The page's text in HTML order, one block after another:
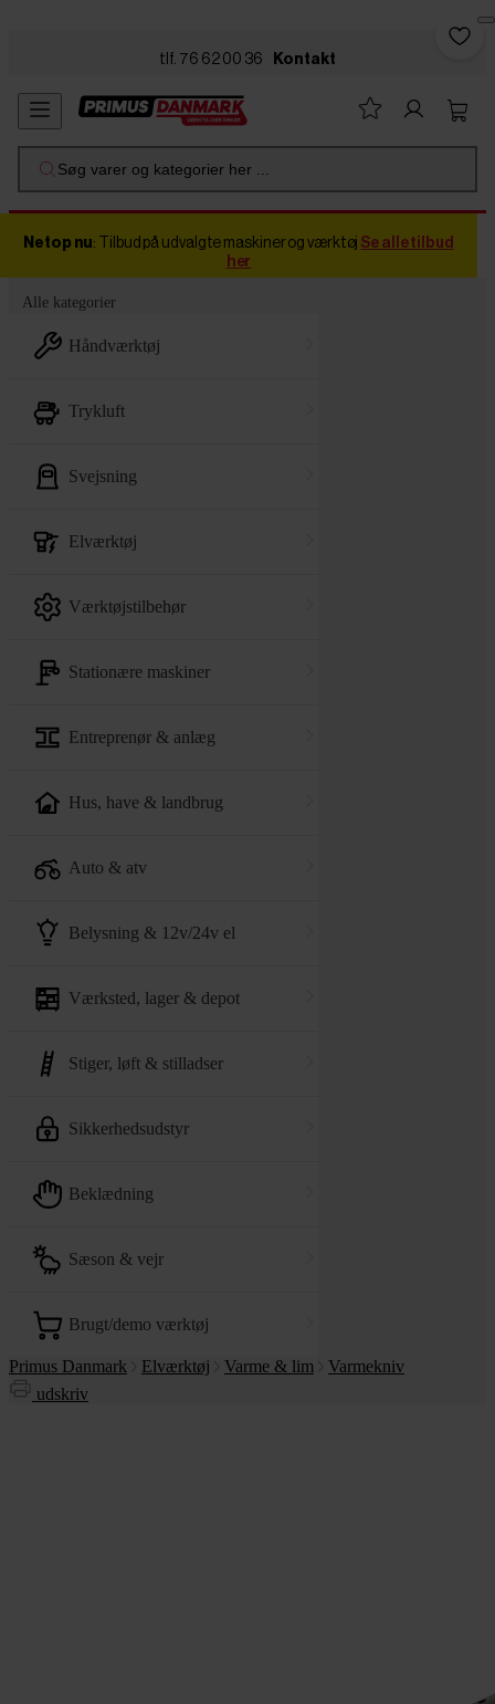
tlf. 76 62 00 36 Kontakt
Søg varer og kategorier her ...
Netop nu: Tilbud på udvalgte maskiner og værktøj Se alle tilbud
her
Alle kategorier
håndværktøj
trykluft
svejsning
elværktøj
værktøjstilbehør
stationære maskiner
entreprenør & anlæg
hus, have & landbrug
auto & atv
belysning & 12v/24v el
værksted, lager & depot
stiger, løft & stilladser
sikkerhedsudstyr
beklædning
sæson & vejr
brugt/demo værktøj
Primus Danmark Elværktøj Varme & lim
Varmekniv
udskriv